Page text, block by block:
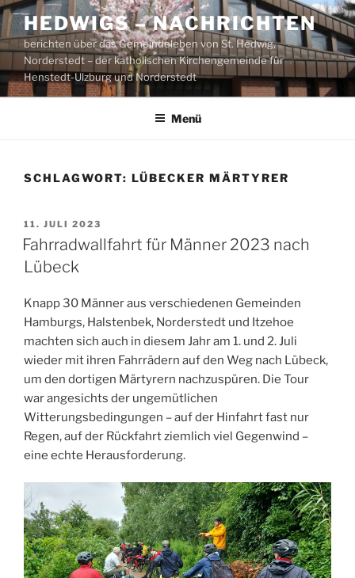
Zum
Inhalt
springen
HEDWIGS – NACHRICHTEN
berichten über das Gemeindeleben von St. Hedwig,
Norderstedt – der katholischen Kirchengemeinde für
Henstedt-Ulzburg und Norderstedt
Menü
SCHLAGWORT: LÜBECKER MÄRTYRER
VERÖFFENTLICHT
AM
11. JULI 2023
Fahrradwallfahrt für Männer 2023 nach
Lübeck
Knapp 30 Männer aus verschiedenen Gemeinden
Hamburgs, Halstenbek, Norderstedt und Itzehoe
machten sich auch in diesem Jahr am 1. und 2. Juli
wieder mit ihren Fahrrädern auf den Weg nach Lübeck,
um den dortigen Märtyrern nachzuspüren. Die Tour
war angesichts der ungemütlichen
Witterungsbedingungen – auf der Hinfahrt fast nur
Regen, auf der Rückfahrt ziemlich viel Gegenwind –
eine echte Herausforderung.